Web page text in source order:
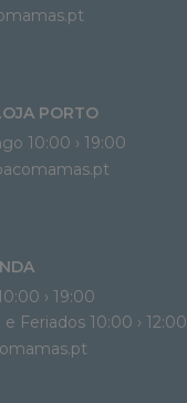
PORTO
10:00 › 19:00
› 19:00
Feriados 10:00 › 12:00